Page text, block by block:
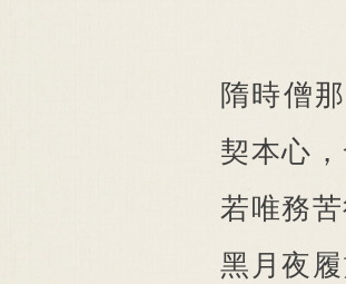
隋時僧
契本心
若唯務
黑月夜